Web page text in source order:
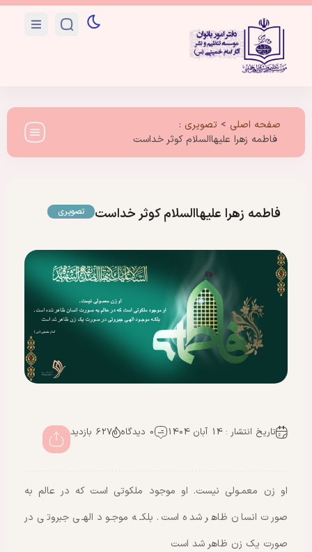
صفحه اصلی > تصویری :
فاطمه زهرا علیهاالسلام کوثر خداست
فاطمه زهرا علیهاالسلام کوثر خداست تصویری
تاریخ انتشار : 14 آبان 1404 0 دیدگاه 627 بازدید
او زن معمـولی نیست. او موجود ملکوتی است که در عالم به
صورت انسان ظاهر شده است. بلکـه موجـود الهـی جبروتی در
صورت یک زن ظاهر شد است